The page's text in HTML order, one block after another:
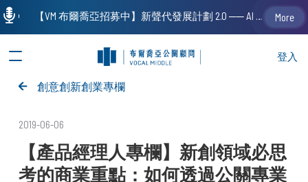
登入
創意創新創業專欄
2019-06-06
【產品經理人專欄】新創領域必思
考的商業重點：如何透過公關專業
【VM 布爾喬亞招募中】新聲代發展計劃 2.0 ── AI PR 人才加速養成計劃（歡迎「應屆畢業生」、「一年以下相關 / 三年以下非相關經驗工作者」申請加入） More